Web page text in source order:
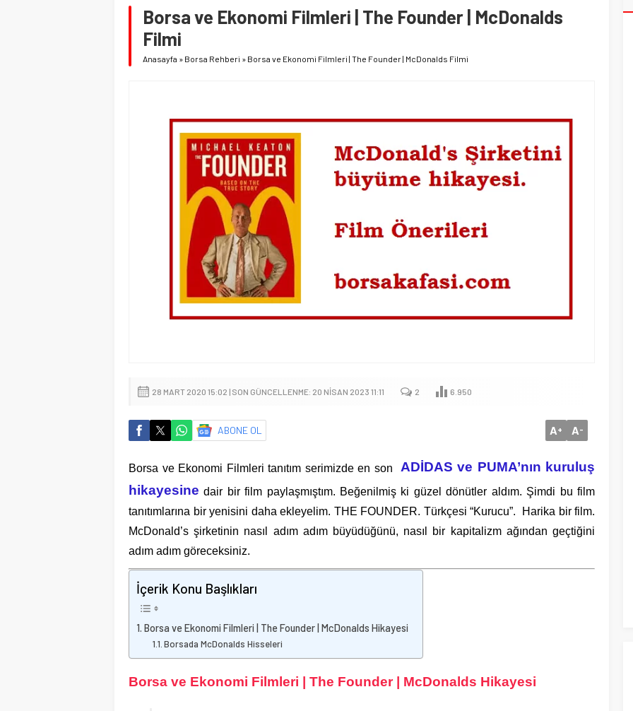
Borsa ve Ekonomi Filmleri | The Founder | McDonalds
Filmi
Anasayfa » Borsa Rehberi » Borsa ve Ekonomi Filmleri | The Founder | McDonalds Filmi
28 MART 2020 15:02 | SON GÜNCELLENME: 20 NISAN 2023 11:11 2 6.950
ABONE OL A+ A-
Borsa ve Ekonomi Filmleri tanıtım serimizde en son ADİDAS ve PUMA’nın kuruluş
hikayesine dair bir film paylaşmıştım. Beğenilmiş ki güzel dönütler aldım. Şimdi bu film
tanıtımlarına bir yenisini daha ekleyelim. THE FOUNDER. Türkçesi “Kurucu”. Harika bir film.
McDonald’s şirketinin nasıl adım adım büyüdüğünü, nasıl bir kapitalizm ağından geçtiğini
adım adım göreceksiniz.
İçerik Konu Başlıkları
Borsa ve Ekonomi Filmleri | The Founder | McDonalds Hikayesi
Borsada McDonalds Hisseleri
Borsa ve Ekonomi Filmleri | The Founder | McDonalds Hikayesi